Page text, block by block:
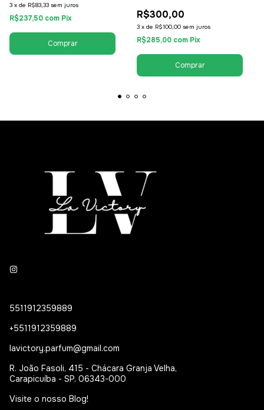
3 x de R$83,33 sem juros
R$237,50 com Pix
Feminino
R$300,00
3 x de R$100,00 sem juros
R$285,00 com Pix
5511912359889
+5511912359889
lavictory.parfum@gmail.com
R. João Fasoli, 415 - Chácara Granja Velha,
Carapicuíba - SP, 06343-000
Visite o nosso Blog!